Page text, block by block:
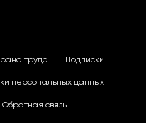
труда Подписки
персональных данных
Обратная связь